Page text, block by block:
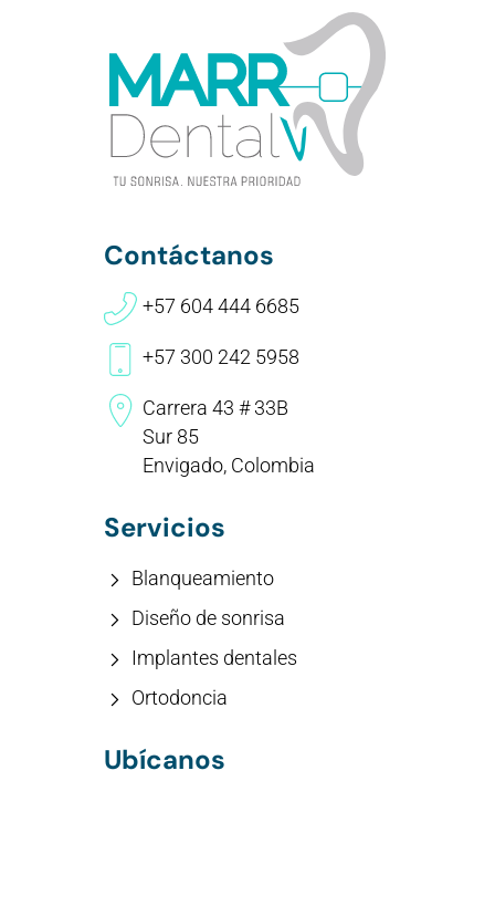
Contáctanos
+57 604 444 6685
+57 300 242 5958
Carrera 43 # 33B
Sur 85
Envigado, Colombia
Servicios
Blanqueamiento
Diseño de sonrisa
Implantes dentales
Ortodoncia
Ubícanos